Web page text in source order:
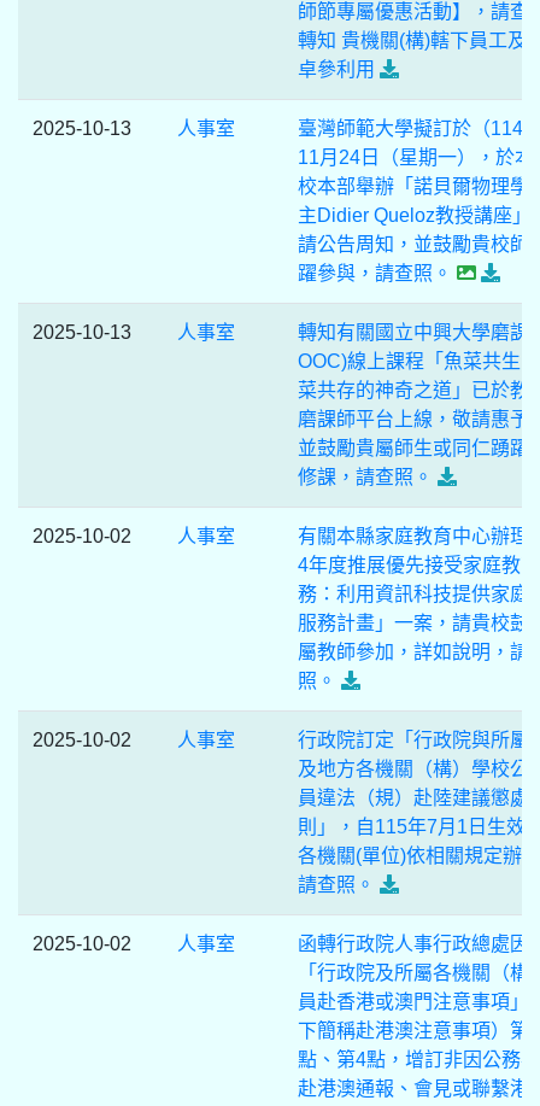
師節專屬優惠活動】，請查
轉知 貴機關(構)轄下員工及
卓參利用
2025-10-13 人事室
臺灣師範大學擬訂於（114
11月24日（星期一），於本
校本部舉辦「諾貝爾物理學
主Didier Queloz教授講座」
請公告周知，並鼓勵貴校師
躍參與，請查照。
2025-10-13 人事室
轉知有關國立中興大學磨課
OOC)線上課程「魚菜共生
菜共存的神奇之道」已於教
磨課師平台上線，敬請惠予
並鼓勵貴屬師生或同仁踴躍
修課，請查照。
2025-10-02 人事室
有關本縣家庭教育中心辦理
4年度推展優先接受家庭教
務：利用資訊科技提供家庭
服務計畫」一案，請貴校鼓
屬教師參加，詳如說明，請
照。
2025-10-02 人事室
行政院訂定「行政院與所屬
及地方各機關（構）學校公
員違法（規）赴陸建議懲處
則」，自115年7月1日生效
各機關(單位)依相關規定辦
請查照。
2025-10-02 人事室
函轉行政院人事行政總處因
「行政院及所屬各機關（構
員赴香港或澳門注意事項」
下簡稱赴港澳注意事項）第3
點、第4點，增訂非因公務
赴港澳通報、會見或聯繫港